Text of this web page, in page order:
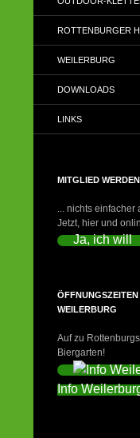
ROTTENBURGER
WEILERBURG
DOWNLOADS
LINKS
MITGLIED WERDEN
... nichts einfacher
Jetzt, hier und
Ja, ich will
ÖFFNUNGSZEITEN
WEILERBURG
Auf zu
Biergarten!
Info